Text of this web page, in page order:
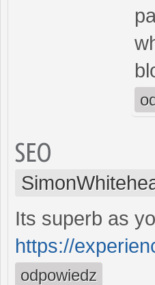
SEO
Its superb as
https://
odpowiedz